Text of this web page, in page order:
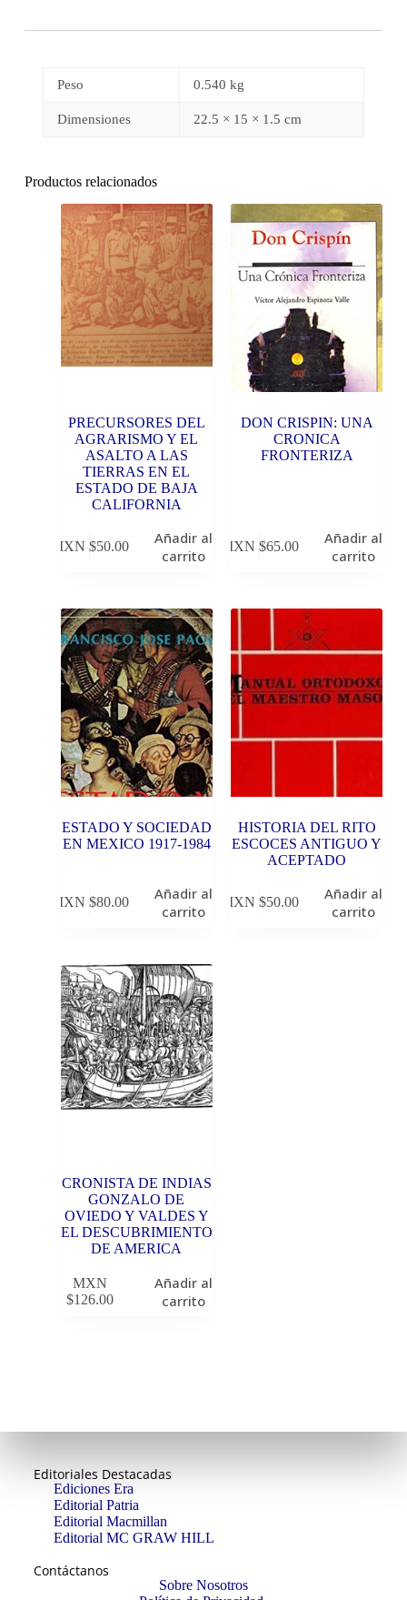
Peso 0.540 kg
Dimensiones 22.5 × 15 × 1.5 cm
Productos relacionados
PRECURSORES DEL
AGRARISMO Y EL
ASALTO A LAS
TIERRAS EN EL
ESTADO DE BAJA
CALIFORNIA
MXN $50.00
Añadir al
carrito
DON CRISPIN: UNA
CRONICA
FRONTERIZA
MXN $65.00
Añadir al
carrito
ESTADO Y SOCIEDAD
EN MEXICO 1917-1984
MXN $80.00
Añadir al
carrito
HISTORIA DEL RITO
ESCOCES ANTIGUO Y
ACEPTADO
MXN $50.00
Añadir al
carrito
CRONISTA DE INDIAS
GONZALO DE
OVIEDO Y VALDES Y
EL DESCUBRIMIENTO
DE AMERICA
MXN
$126.00
Añadir al
carrito
Editoriales Destacadas
Ediciones Era
Editorial Patria
Editorial Macmillan
Editorial MC GRAW HILL
Contáctanos
Sobre Nosotros